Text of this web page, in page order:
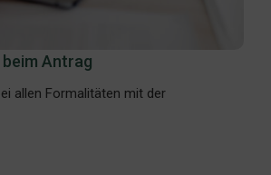
Antrag
allen Formalitäten mit der